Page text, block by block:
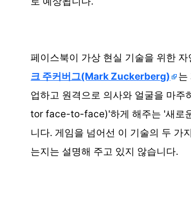
페이스북이 가상 현실 기술을 위한
크 주커버그(Mark Zuckerberg)
는
업하고 원격으로 의사와 얼굴을 마
tor face-to-face)'하게 해주는 '새로
니다. 게임을 넘어선 이 기술의 두 가
는지는 설명해 주고 있지 않습니다.